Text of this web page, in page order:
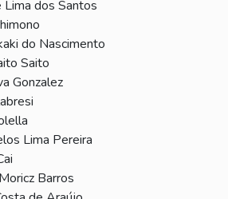
dos Santos
do Nascimento
Saito
Gonzalez
Lima Pereira
Barros